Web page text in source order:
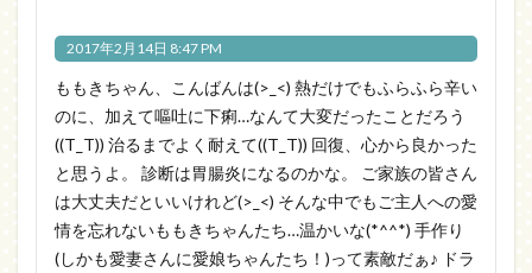
2017年2月14日 8:47 PM
ももきちゃん、こんばんは(>_<) 熱だけでもふらふら辛い
のに、加えて嘔吐に下痢…なんて大変だったことだろう
((T_T)) 治るまでよく耐えて((T_T)) 回復、心から良かった
と思うよ。 診断は胃腸炎になるのかな。 ご家族の皆さん
は大丈夫だといいけれど(>_<) そんな中でもご主人への愛
情を忘れないももきちゃんたち…温かいな(*^^*) 手作り
(しかも愛妻さんに愛娘ちゃんたち！)って素敵だぁ♪ ドラ